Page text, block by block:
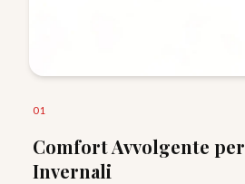
01
Comfort Avvolgente
Invernali